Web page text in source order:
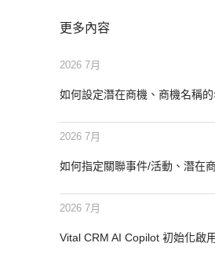
更多內容
2026 7月
如何設定潛在商機、商機名稱
2026 7月
如何指定關聯事件/活動、潛在
2026 7月
Vital CRM AI Copilot 初始化啟